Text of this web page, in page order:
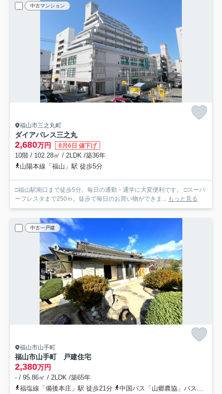
中古マンション
福山市三之丸町
ダイアパレス三之丸
2,680万円 8月6日 値下げ
10階 / 102.28㎡ / 2LDK /築36年
山陽本線「福山」駅 徒歩5分
□福山駅南口まで徒歩5分。毎日の通勤・通学に大変便利です。 □スーパ
ーフレスタまで250ｍ。徒歩で毎日のお買い物ができま... もっと見る
中古一戸建
福山市山手町
福山市山手町 戸建住宅
2,380万円
- / 95.86㎡ / 2LDK /築65年
福塩線「備後本庄」駅 徒歩21分
中国バス「山郷農協」バス停下車 徒歩4分